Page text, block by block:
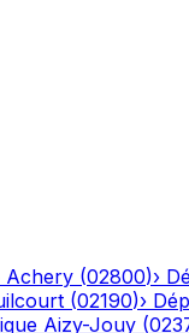
Achery (02800)›
(02190)›
Aizy-Jouy (